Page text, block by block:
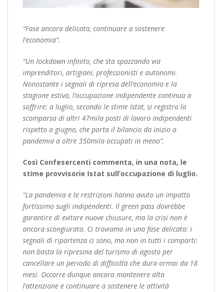
“Fase ancora delicata, continuare a sostenere
l’economia”.
“Un lockdown infinito, che sta spazzando via
imprenditori, artigiani, professionisti e autonomi.
Nonostante i segnali di ripresa dell’economia e la
stagione estiva, l’occupazione indipendente continua a
soffrire: a luglio, secondo le stime Istat, si registra la
scomparsa di altri 47mila posti di lavoro indipendenti
rispetto a giugno, che porta il bilancio da inizio a
pandemia a oltre 350mila occupati in meno”.
Così Confesercenti commenta, in una nota, le
stime provvisorie Istat sull’occupazione di luglio.
“La pandemia e le restrizioni hanno avuto un impatto
fortissimo sugli indipendenti. Il green pass dovrebbe
garantire di evitare nuove chiusure, ma la crisi non è
ancora scongiurata. Ci troviamo in una fase delicata: i
segnali di ripartenza ci sono, ma non in tutti i comparti:
non basta la ripresina del turismo di agosto per
cancellare un periodo di difficoltà che dura ormai da 18
mesi. Occorre dunque ancora mantenere alta
l’attenzione e continuare a sostenere le attività